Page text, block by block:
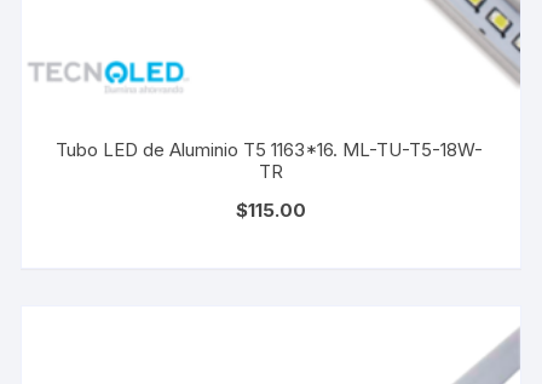
Tubo LED de Aluminio T5 1163*16. ML-TU-T5-18W-
TR
$115.00